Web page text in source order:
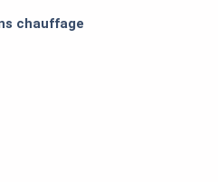
chauffage